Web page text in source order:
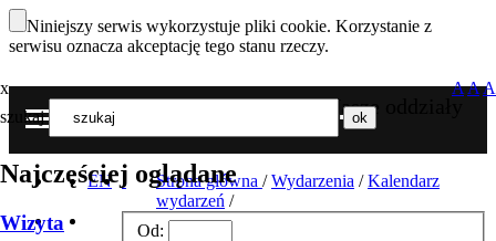
Niniejszy serwis wykorzystuje pliki cookie. Korzystanie z
serwisu oznacza akceptację tego stanu rzeczy.
Nasze oddziały
MENU
x
szukaj
Najczęściej oglądane
Wizyta
AAA
EN Strona główna / Wydarzenia /Kalendarz
wydarzeń /
Od: